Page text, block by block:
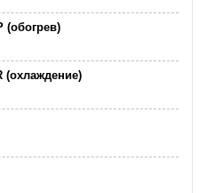
(обогрев)
(охлаждение)